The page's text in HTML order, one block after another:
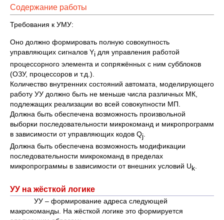
Содержание работы
Требования к УМУ:
Оно должно формировать полную совокупность
управляющих сигналов Yi для управления работой
процессорного элемента и сопряжённых с ним субблоков
(ОЗУ, процессоров и т.д.).
Количество внутренних состояний автомата, моделирующего
работу УУ должно быть не меньше числа различных МК,
подлежащих реализации во всей совокупности МП.
Должна быть обеспечена возможность произвольной
выборки последовательности микрокоманд и микропрограмм
в зависимости от управляющих кодов Qj
Должна быть обеспечена возможность модификации
последовательности микрокоманд в пределах
микропрограммы в зависимости от внешних условий Uk
УУ на жёсткой логике
УУ – формирование адреса следующей
макрокоманды. На жёсткой логике это формируется